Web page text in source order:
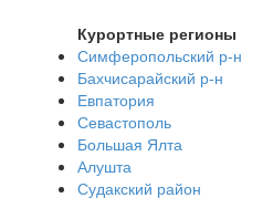
Курортные регионы
Симферопольский р-н
Бахчисарайский р-н
Евпатория
Севастополь
Большая Ялта
Алушта
Судакский район